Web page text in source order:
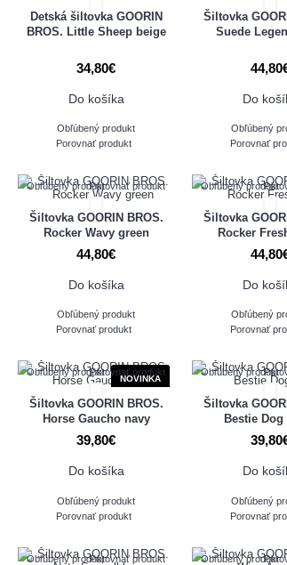
Detská šiltovka GOORIN
BROS. Little Sheep beige
34,80€
Do košíka
Obľúbený produkt
Porovnať produkt
Šiltovka
Suede
Do
Obľúbený
Porovnať
Obľúbený produktPorovnať produkt
Šiltovka GOORIN BROS.
Rocker Wavy green
44,80€
Do košíka
Obľúbený produkt
Porovnať produkt
Obľúbený produkt
Šiltovka
Rocker
Do
Obľúbený
Porovnať
NOVINKA
Obľúbený produktPorovnať produkt
Šiltovka GOORIN BROS.
Horse Gaucho navy
39,80€
Do košíka
Obľúbený produkt
Porovnať produkt
Obľúbený produkt
Šiltovka
Bestie
Do
Obľúbený
Porovnať
Obľúbený produktPorovnať produkt Obľúbený produkt